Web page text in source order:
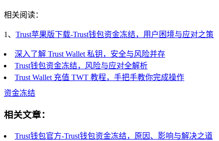
相关阅读：
1、 Trust苹果版下载-Trust钱包资金冻结，用户困境与应对之策
深入了解 Trust Wallet 私钥，安全与风险并存
Trust钱包资金冻结，风险与应对全解析
Trust Wallet 充值 TWT 教程，手把手教你完成操作
资金冻结
相关文章：
Trust钱包官方-Trust钱包资金冻结，原因、影响与解决之道